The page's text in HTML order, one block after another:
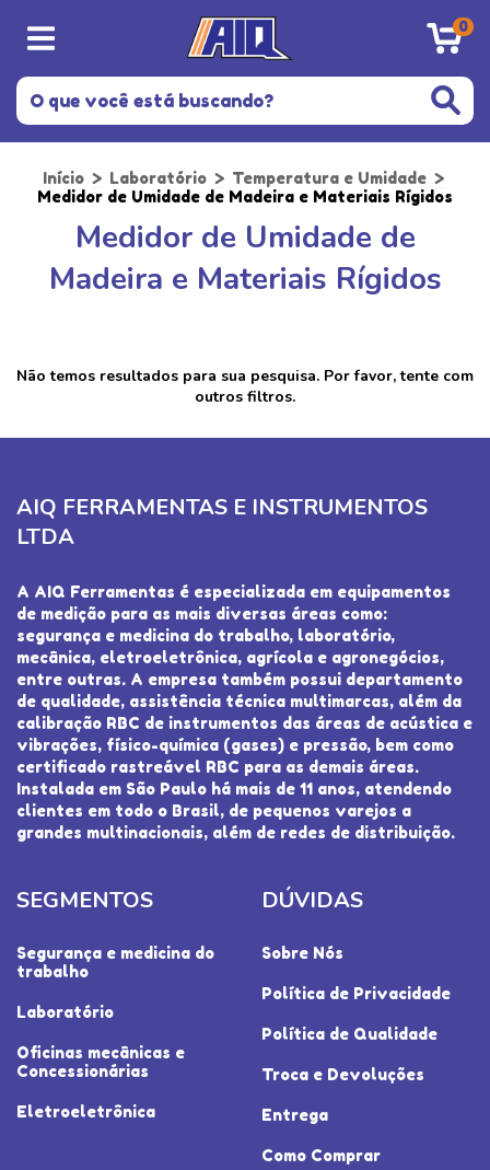
0
Início > Laboratório > Temperatura e Umidade >
Medidor de Umidade de Madeira e Materiais Rígidos
Medidor de Umidade de
Madeira e Materiais Rígidos
Não temos resultados para sua pesquisa. Por favor, tente com
outros filtros.
AIQ FERRAMENTAS E INSTRUMENTOS
LTDA
A AIQ Ferramentas é especializada em equipamentos
de medição para as mais diversas áreas como:
segurança e medicina do trabalho, laboratório,
mecânica, eletroeletrônica, agrícola e agronegócios,
entre outras. A empresa também possui departamento
de qualidade, assistência técnica multimarcas, além da
calibração RBC de instrumentos das áreas de acústica e
vibrações, físico-química (gases) e pressão, bem como
certificado rastreável RBC para as demais áreas.
Instalada em São Paulo há mais de 11 anos, atendendo
clientes em todo o Brasil, de pequenos varejos a
grandes multinacionais, além de redes de distribuição.
SEGMENTOS
Segurança e medicina do
trabalho
Laboratório
Oficinas mecânicas e
Concessionárias
Eletroeletrônica
DÚVIDAS
Sobre Nós
Política de Privacidade
Política de Qualidade
Troca e Devoluções
Entrega
Como Comprar